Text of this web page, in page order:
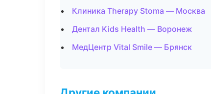
Клиника Therapy Stoma — Москва
Дентал Kids Health — Воронеж
МедЦентр Vital Smile — Брянск